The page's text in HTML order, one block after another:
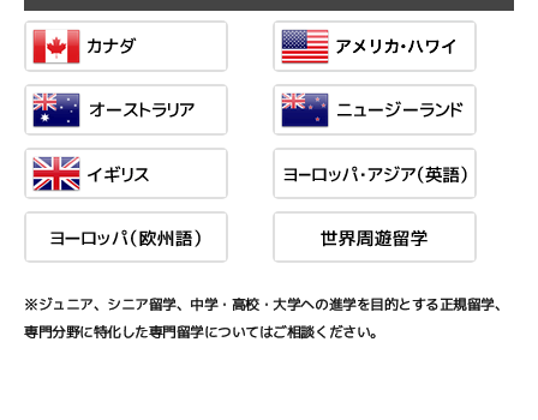
※ジュニア、シニア留学、中学・高校・大学への進学を目的とする正規留学、
専門分野に特化した専門留学についてはご相談ください。